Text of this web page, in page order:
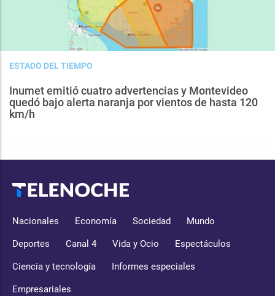
ESTADO DEL TIEMPO
Inumet emitió cuatro advertencias y Montevideo
quedó bajo alerta naranja por vientos de hasta 120
km/h
Nacionales Economía Sociedad Mundo
Deportes Canal 4 Vida y Ocio Espectáculos
Ciencia y tecnología Informes especiales
Empresariales